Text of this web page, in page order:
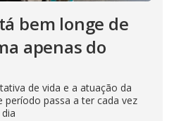
bem longe de
apenas do
de vida e a atuação da
período passa a ter cada vez